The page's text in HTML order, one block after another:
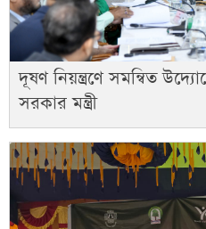
দূষণ নিয়ন্ত্রণে সমন্বিত
সরকার মন্ত্রী